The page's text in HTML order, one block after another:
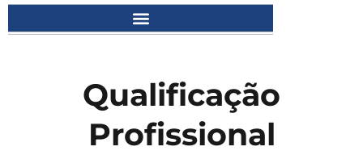
Qualificação
Profissional